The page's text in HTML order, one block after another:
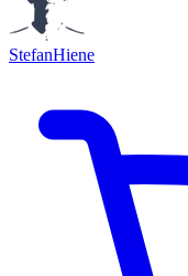
StefanHiene